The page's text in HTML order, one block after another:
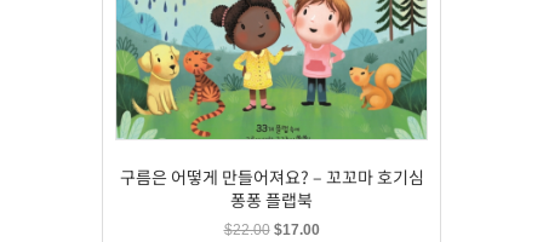
구름은 어떻게 만들어져요? – 꼬꼬마 호기심
퐁퐁 플랩북
$22.00 Original
$17.00Current